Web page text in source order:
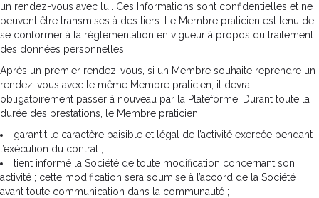
un rendez-vous avec lui. Ces Informations sont confidentielles et ne
peuvent être transmises à des tiers. Le Membre praticien est tenu de
se conformer à la réglementation en vigueur à propos du traitement
des données personnelles.
Après un premier rendez-vous, si un Membre souhaite reprendre un
rendez-vous avec le même Membre praticien, il devra
obligatoirement passer à nouveau par la Plateforme. Durant toute la
durée des prestations, le Membre praticien :
garantit le caractère paisible et légal de l’activité exercée pendant
l’exécution du contrat ;
tient informé la Société de toute modification concernant son
activité ; cette modification sera soumise à l’accord de la Société
avant toute communication dans la communauté ;